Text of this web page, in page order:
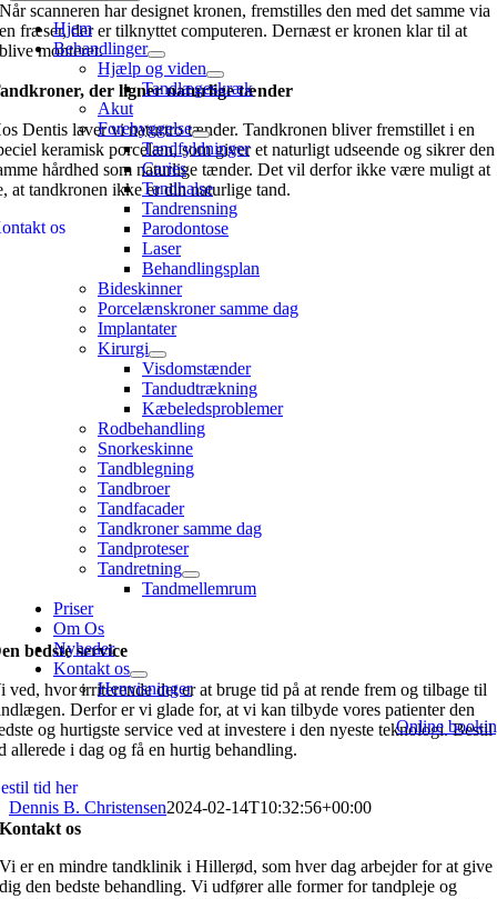
Hjem
Behandlinger
Hjælp og viden
Tandlægeskræk
Akut
Forebyggelse
Tandfyldninger
Caries
Tandhalse
Tandrensning
Parodontose
Laser
Behandlingsplan
Bideskinner
Porcelænskroner samme dag
Implantater
Kirurgi
Visdomstænder
Tandudtrækning
Kæbeledsproblemer
Rodbehandling
Snorkeskinne
Tandblegning
Tandbroer
Tandfacader
Tandkroner samme dag
Tandproteser
Tandretning
Tandmellemrum
Priser
Om Os
Nyheder
Kontakt os
Henvisninger
Online
Når scanneren har designet kronen, fremstilles den med det samme via
en fræser, der er tilknyttet computeren. Dernæst er kronen klar til at
blive monteret.
der ligner naturlige tænder
Dentis laver vi naturtro tænder. Tandkronen bliver fremstillet i en
keramisk porcelæn, som giver et naturligt udseende og sikrer den
hårdhed som naturlige tænder. Det vil derfor ikke være muligt at
at tandkronen ikke er din naturlige tand.
os
bedste service
ved, hvor irriterende det er at bruge tid på at rende frem og tilbage til
Derfor er vi glade for, at vi kan tilbyde vores patienter den
og hurtigste service ved at investere i den nyeste teknologi. Bestil
allerede i dag og få en hurtig behandling.
tid her
Dennis B. Christensen2024-02-14T10:32:56+00:00
Kontakt os
Vi er en mindre tandklinik i Hillerød, som hver dag arbejder for at give
dig den bedste behandling. Vi udfører alle former for tandpleje og